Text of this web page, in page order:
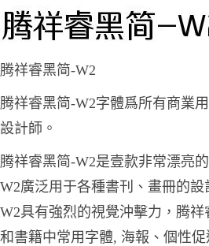
腾祥睿黑简-W2
腾祥睿黑简-W2字體爲所有商業
設計師。
腾祥睿黑简-W2是壹款非常漂亮
W2廣泛用于各種書刊、畫冊的
W2具有強烈的視覺沖擊力，腾
和書籍中常用字體, 海報、個性